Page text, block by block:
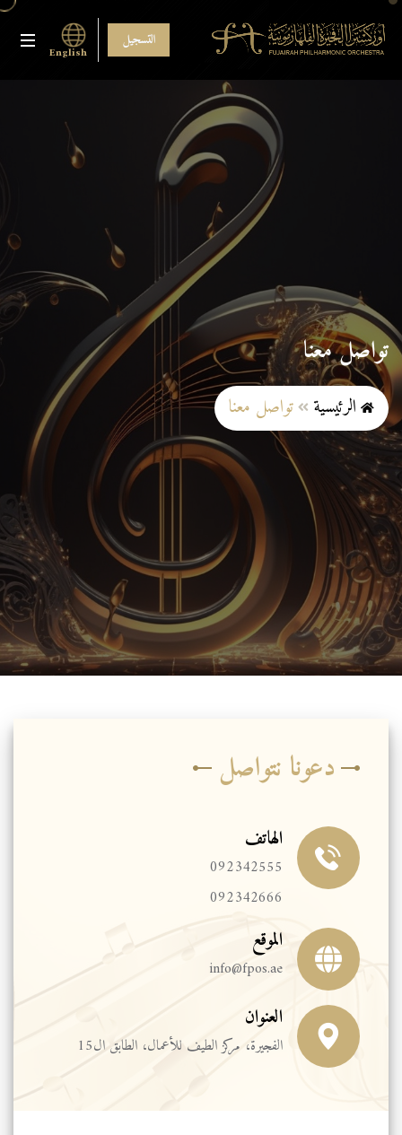
التسجيل
English
تواصل معنا
الرئيسية تواصل معنا
دعونا نتواصل
الهاتف
092342555
092342666
الموقع
info@fpos.ae
العنوان
الفجيرة، مركز الطيف للأعمال، الطابق ال15